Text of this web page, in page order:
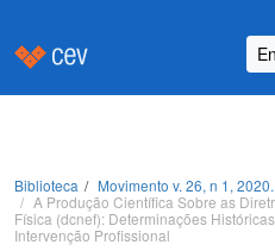
Biblioteca
Movimento v. 26, n 1, 2020.
A Produção Científica Sobre as
Física (dcnef): Determinações
Intervenção Profissional